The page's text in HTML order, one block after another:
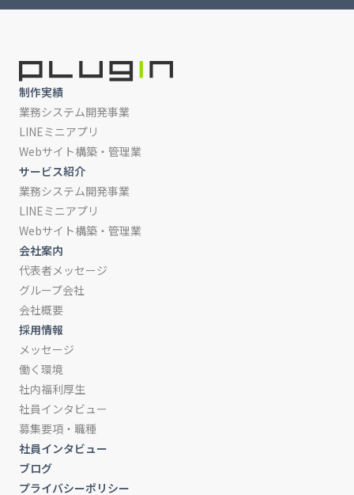
制作実績
業務システム開発事業
LINEミニアプリ
Webサイト構築・管理業
サービス紹介
業務システム開発事業
LINEミニアプリ
Webサイト構築・管理業
会社案内
代表者メッセージ
グループ会社
会社概要
採用情報
メッセージ
働く環境
社内福利厚生
社員インタビュー
募集要項・職種
社員インタビュー
ブログ
プライバシーポリシー